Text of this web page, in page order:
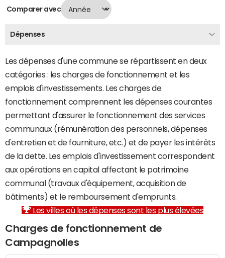
Comparer avec
Dépenses
Les dépenses d'une commune se répartissent en deux
catégories : les charges de fonctionnement et les
emplois d'investissements. Les charges de
fonctionnement comprennent les dépenses courantes
permettant d'assurer le fonctionnement des services
communaux (rémunération des personnels, dépenses
d'entretien et de fourniture, etc.) et de payer les intérêts
de la dette. Les emplois d'investissement correspondent
aux opérations en capital affectant le patrimoine
communal (travaux d'équipement, acquisition de
bâtiments) et le remboursement d'emprunts.
Les villes où les dépenses sont les plus élevées
Charges de fonctionnement de
Campagnolles